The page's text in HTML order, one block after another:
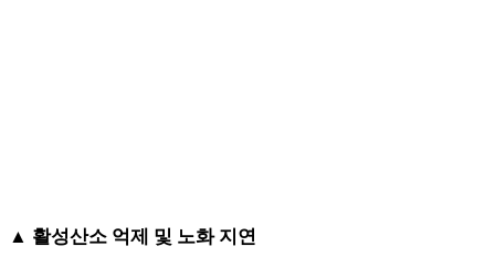
▲ 활성산소 억제 및 노화 지연